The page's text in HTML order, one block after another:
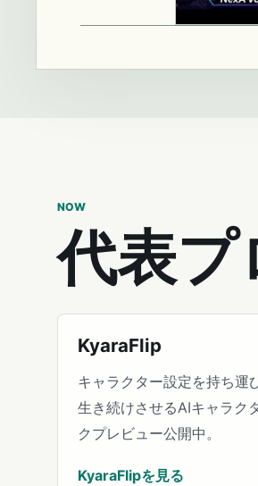
NOW
代表プ
KyaraFlip
キャラクター設定を持ち運
生き続けさせるAIキャラク
クプレビュー公開中。
KyaraFlipを見る